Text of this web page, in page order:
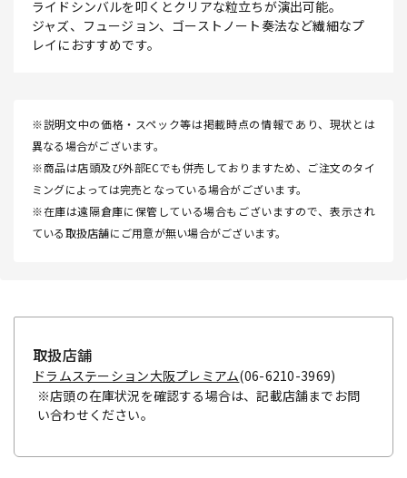
ライドシンバルを叩くとクリアな粒立ちが演出可能。
ジャズ、フュージョン、ゴーストノート奏法など繊細なプ
レイにおすすめです。
※説明文中の価格・スペック等は掲載時点の情報であり、現状とは
異なる場合がございます。
※商品は店頭及び外部ECでも併売しておりますため、ご注文のタイ
ミングによっては完売となっている場合がございます。
※在庫は遠隔倉庫に保管している場合もございますので、表示され
ている取扱店舗にご用意が無い場合がございます。
取扱店舗
ドラムステーション大阪プレミアム(06-6210-3969)
※店頭の在庫状況を確認する場合は、記載店舗までお問
い合わせください。